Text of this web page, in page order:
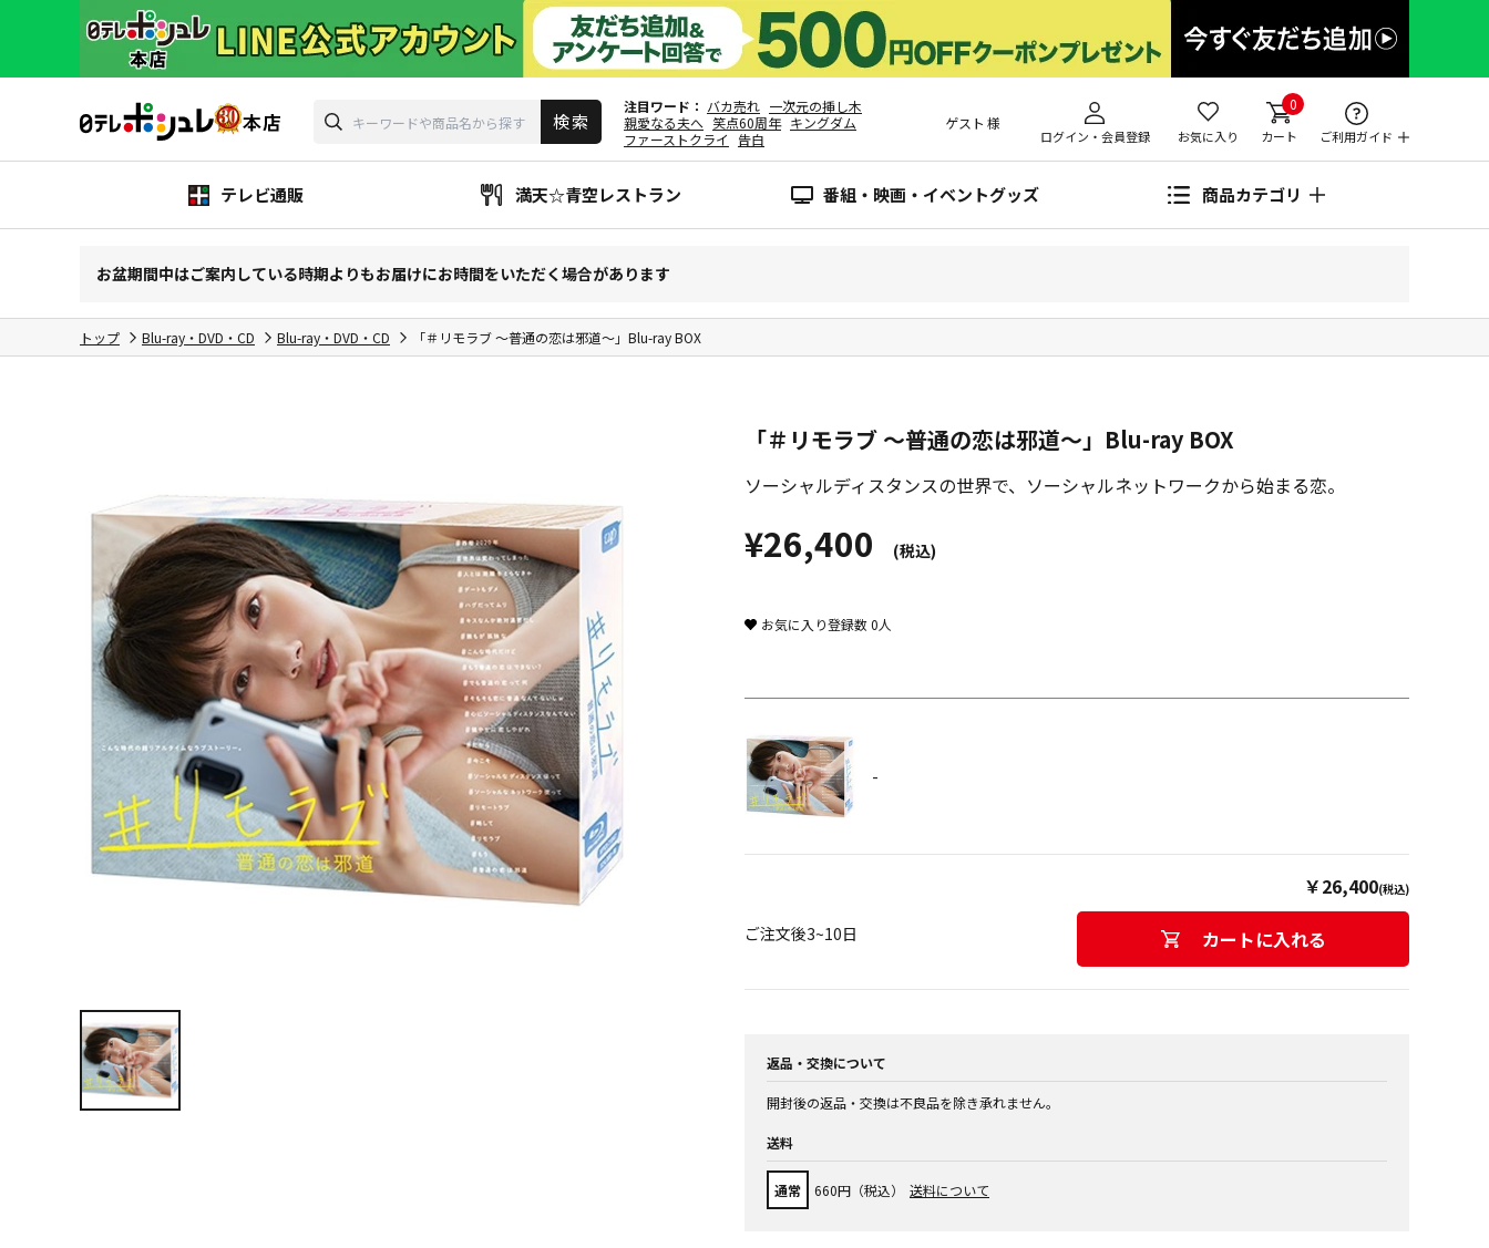
注目ワード バカ売れ 一次元の挿し木
親愛なる夫へ 笑点60周年 キングダム
ファーストクライ
告白
ゲスト 様
ログイン・会員登録 お気に入り
0
カート ご利用ガイド
テレビ通販 満天☆青空レストラン 番組・映画・イベントグッズ 商品カテゴリ
お盆期間中はご案内している時期よりもお届けにお時間をいただく場合があります
トップ Blu-ray・DVD・CD Blu-ray・DVD・CD 「＃リモラブ ～普通の恋は邪道～」Blu-ray BOX
「＃リモラブ ～普通の恋は邪道～」Blu-ray BOX
ソーシャルディスタンスの世界で、ソーシャルネットワークから始まる恋。
¥26,400 (税込)
お気に入り登録数0人
-
￥26,400(税込)
ご注文後3~10日 カートに入れる
返品・交換について
開封後の返品・交換は不良品を除き承れません。
送料
通常 660円（税込） 送料について